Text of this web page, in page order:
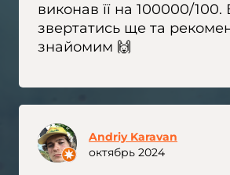
виконав її на 100000/100.
звертатись ще та
знайомим 🙌
Andriy Karavan
октябрь 2024